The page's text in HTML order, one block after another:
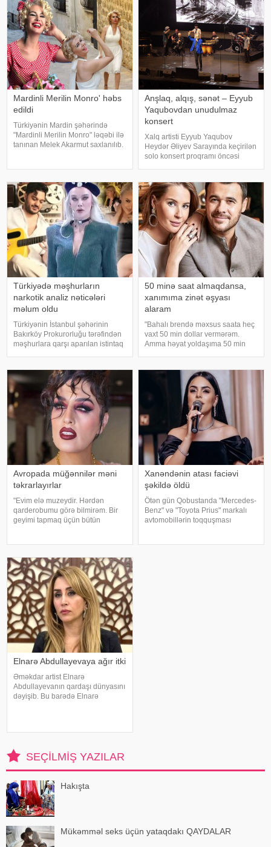
müsahibəsində danışıb
Mardinli Merilin Monro' həbs
edildi
Türkiyənin Mardin şəhərində
"Mardinli Merilin Monro" ləqəbi ilə
tanınan Melek Akarmut saxlanılıb.
tərkibli olduğ
Anşlaq, alqış, sənət – Eyyub
Yaqubovdan unudulmaz
konsert
Xalq artisti Eyyub Yaqubov
Heydər Əliyev Sarayında keçirilən
solo konsert proqramı öncəsi
yaradıcılığı və konsertlə bağlı
fikirlərini bölüşüb. xəbər verir ki,
sənətkarın sözlərin
Türkiyədə məşhurların
narkotik analiz nəticələri
məlum oldu
Türkiyənin İstanbul şəhərinin
Bakırköy Prokurorluğu tərəfindən
məşhurlara qarşı aparılan istintaq
götürülmüş bioloji nümunələr
üzərində aparılan toksikoloji
analizləri
50 minə saat almaqdansa,
xanımıma zinət əşyası
alaram
"Bahalı brendə məxsus saata heç
vaxt 50 min dollar vermərəm.
Amma həyat yoldaşıma 50 min
istinadən xəbər verir ki, bu sözləri
Xalq artisti Emin Ağalaro
Avropada müğənnilər məni
təkrarlayırlar
"Evim elə muzeydir. Hərdən
qarderobumu görə bilmirəm. Bir
geyimi tapmaq üçün bütün
bildirir ki, bu sözləri Əməkdar artis
Xanəndənin atası faciəvi
şəkildə öldü
Ötən gün Qobustanda "Mercedes-
Benz" və "Toyota Prius" markalı
avtomobillərin toqquşması
Elnarə Abdullayevaya ağır itki
Əməkdar artist Elnarə
Abdullayevanın qardaşı dünyasını
dəyişib. Bu barədə Elnarə
elə bir itki yaşayır ki, onu heç bir
SEÇILMIŞ YAZILAR
Hakışta
Mükəmməl seks üçün yataqdakı QAYDALAR